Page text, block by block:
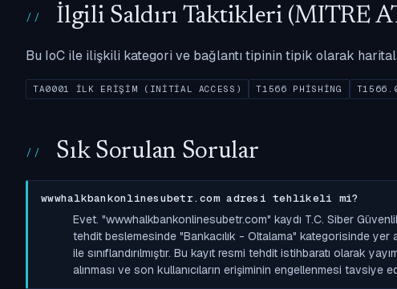
İlgili Saldırı Taktikleri (MITRE
Bu IoC ile ilişkili kategori ve bağlantı tipinin tipik olarak
TA0001 İLK ERIŞIM (INITIAL ACCESS) T1566 PHISHING
Sık Sorulan Sorular
wwwhalkbankonlinesubetr.com adresi tehlikeli mi?
Evet. "wwwhalkbankonlinesubetr.com" kaydı T.C. Siber
tehdit beslemesinde "Bankacılık - Oltalama" kategorisinde
ile sınıflandırılmıştır. Bu kayıt resmi tehdit istihbaratı olarak
alınması ve son kullanıcıların erişiminin engellenmesi tavsiye